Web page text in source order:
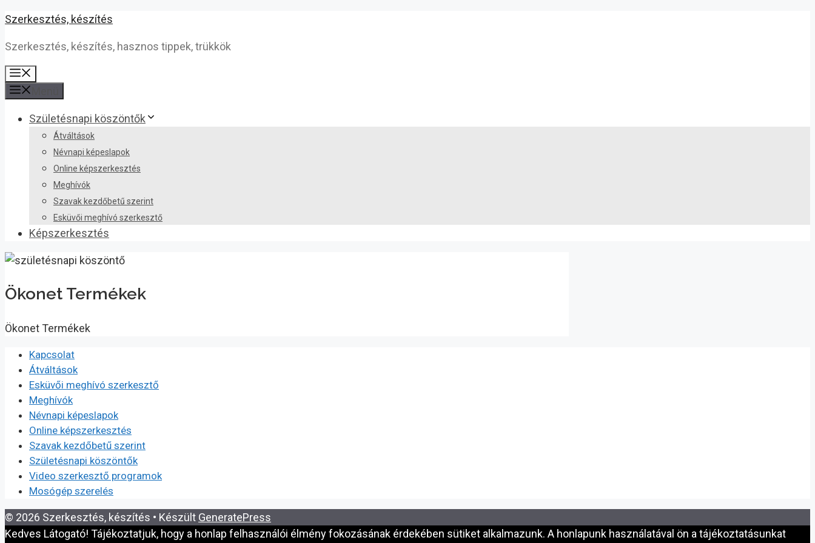
Kilépés
tartalomba
Szerkesztés, készítés
Szerkesztés, készítés, hasznos tippek, trükkök
Születésnapi köszöntők
Átváltások
Névnapi képeslapok
Online képszerkesztés
Meghívók
Szavak kezdőbetű szerint
Esküvői meghívó szerkesztő
Képszerkesztés
Ökonet Termékek
Ökonet Termékek
Kapcsolat
Átváltások
Esküvői meghívó szerkesztő
Meghívók
Névnapi képeslapok
Online képszerkesztés
Szavak kezdőbetű szerint
Születésnapi köszöntők
Video szerkesztő programok
Mosógép szerelés
© 2026 Szerkesztés, készítés • Készült GeneratePress
Kedves Látogató! Tájékoztatjuk, hogy a honlap felhasználói élmény fokozásának érdekében sütiket alkalmazunk. A honlapunk használatával ön a tájékoztatásunkat